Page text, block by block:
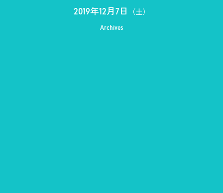
2019年12月7日
（土）
Archives